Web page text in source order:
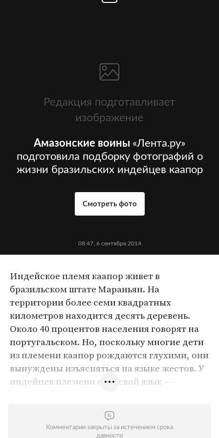
Амазонские воины «Лента.ру»
подготовила подборку фотографий о
жизни бразильских индейцев каапор
Смотреть фото
08:47, 6 сентября 2014
Индейское племя каапор живет в
бразильском штате Мараньян. На
территории более семи квадратных
километров находится десять деревень.
Около 40 процентов населения говорят на
португальском. Но, поскольку многие дети
из племени каапор рождаются глухими, они
вынуждены изъясняться на языке жестов. У
индейцев племени есть свой язык —
В последнее время выживанию племени
грозит серьезная опасность из-за нашествия
Комментарии закрыты за истечением срока
давности